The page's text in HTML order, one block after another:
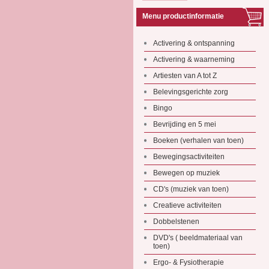
Menu productinformatie
Activering & ontspanning
Activering & waarneming
Artiesten van A tot Z
Belevingsgerichte zorg
Bingo
Bevrijding en 5 mei
Boeken (verhalen van toen)
Bewegingsactiviteiten
Bewegen op muziek
CD's (muziek van toen)
Creatieve activiteiten
Dobbelstenen
DVD's ( beeldmateriaal van
toen)
Ergo- & Fysiotherapie